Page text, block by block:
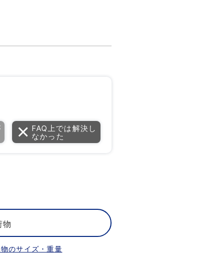
FAQ上では解決し
なかった
物
のサイズ・重量